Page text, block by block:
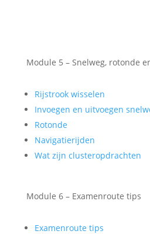
Module 5 – Snelweg, rotonde
Rijstrook wisselen
Invoegen en uitvoegen
Rotonde
Navigatierijden
Wat zijn clusteropdrachten
Module 6 – Examenroute tips
Examenroute tips